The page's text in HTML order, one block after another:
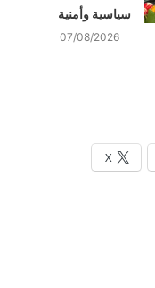
سياسية وأمنية
07/08/2026
X